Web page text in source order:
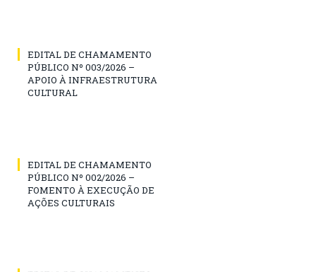
EDITAL DE CHAMAMENTO
PÚBLICO Nº 003/2026 –
APOIO À INFRAESTRUTURA
CULTURAL
EDITAL DE CHAMAMENTO
PÚBLICO Nº 002/2026 –
FOMENTO À EXECUÇÃO DE
AÇÕES CULTURAIS